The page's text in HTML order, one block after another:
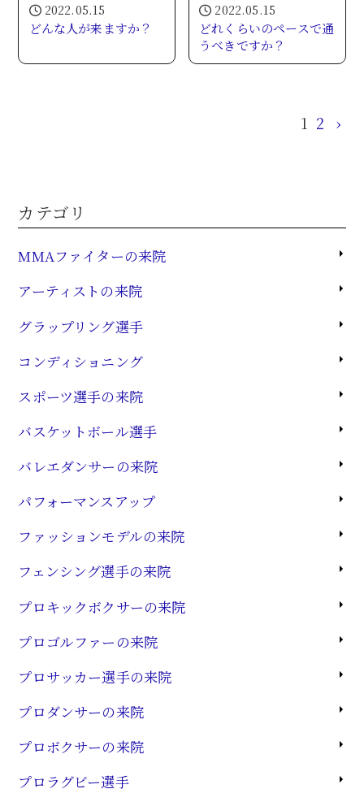
2022.05.15
どんな人が来ますか？
2022.05.15
どれくらいのペースで通
うべきですか？
1 2 ›
カテゴリ
MMAファイターの来院
アーティストの来院
グラップリング選手
コンディショニング
スポーツ選手の来院
バスケットボール選手
バレエダンサーの来院
パフォーマンスアップ
ファッションモデルの来院
フェンシング選手の来院
プロキックボクサーの来院
プロゴルファーの来院
プロサッカー選手の来院
プロダンサーの来院
プロボクサーの来院
プロラグビー選手